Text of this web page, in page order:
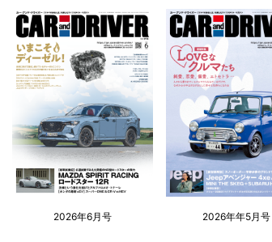
2026年6月号 2026年年5月号